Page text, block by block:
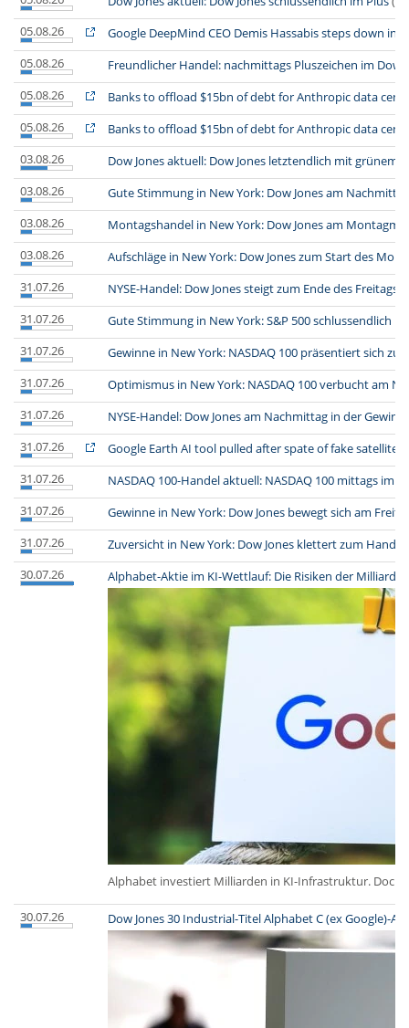
05.08.26
Google DeepMind CEO Demis Hassabis steps down in
05.08.26
Freundlicher Handel: nachmittags Pluszeichen im Dow
05.08.26
Banks to offload $15bn of debt for Anthropic data
05.08.26
Banks to offload $15bn of debt for Anthropic data
03.08.26
Dow Jones aktuell: Dow Jones letztendlich mit grünem
03.08.26
Gute Stimmung in New York: Dow Jones am
03.08.26
Montagshandel in New York: Dow Jones am
03.08.26
Aufschläge in New York: Dow Jones zum Start des
31.07.26
NYSE-Handel: Dow Jones steigt zum Ende des
31.07.26
Gute Stimmung in New York: S&P 500 schlussendlich
31.07.26
Gewinne in New York: NASDAQ 100 präsentiert sich
31.07.26
Optimismus in New York: NASDAQ 100 verbucht am
31.07.26
NYSE-Handel: Dow Jones am Nachmittag in der
31.07.26
Google Earth AI tool pulled after spate of fake satellite
31.07.26
NASDAQ 100-Handel aktuell: NASDAQ 100 mittags im
31.07.26
Gewinne in New York: Dow Jones bewegt sich am
31.07.26
Zuversicht in New York: Dow Jones klettert zum
30.07.26
Alphabet-Aktie im KI-Wettlauf: Die Risiken der
Alphabet investiert Milliarden in KI-Infrastruktur. Doch
30.07.26 Dow Jones 30 Industrial-Titel Alphabet C (ex Google)-